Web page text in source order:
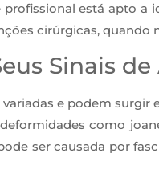
está apto
cirúrgicas, quando
Sinais de
e podem
como
ser causada por